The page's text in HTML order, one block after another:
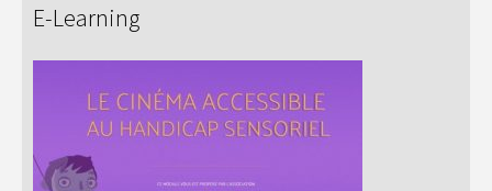
E-Learning